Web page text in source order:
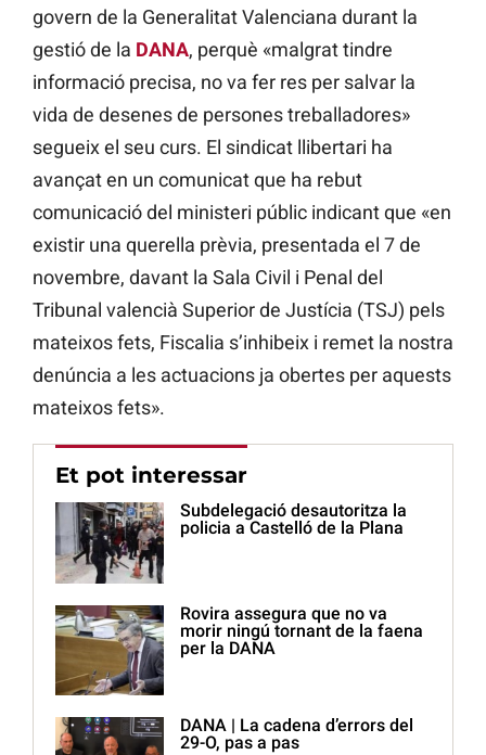
govern de la Generalitat Valenciana durant la
gestió de la DANA, perquè «malgrat tindre
informació precisa, no va fer res per salvar la
vida de desenes de persones treballadores»
segueix el seu curs. El sindicat llibertari ha
avançat en un comunicat que ha rebut
comunicació del ministeri públic indicant que «en
existir una querella prèvia, presentada el 7 de
novembre, davant la Sala Civil i Penal del
Tribunal valencià Superior de Justícia (TSJ) pels
mateixos fets, Fiscalia s’inhibeix i remet la nostra
denúncia a les actuacions ja obertes per aquests
mateixos fets».
Et pot interessar
Subdelegació desautoritza la
policia a Castelló de la Plana
Rovira assegura que no va
morir ningú tornant de la faena
per la DANA
DANA | La cadena d’errors del
29-O, pas a pas